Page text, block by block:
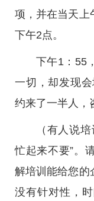
项，并在当天上
下午2点。
下午1：55
一切，却发现
约来了一半人，
（有人说
忙起来不要”。
解培训能给您的
没有针对性，